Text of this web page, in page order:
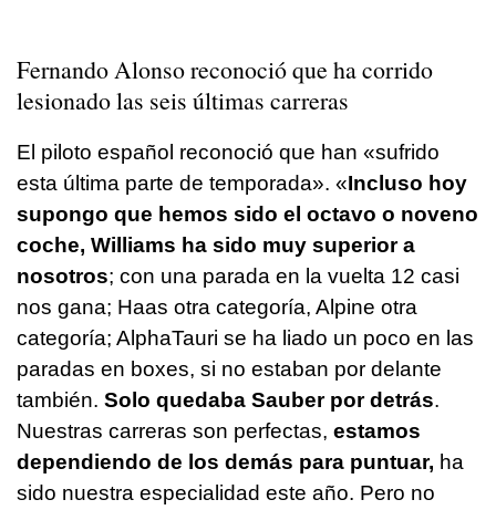
Fernando Alonso reconoció que ha corrido
lesionado las seis últimas carreras
El piloto español reconoció que han «sufrido
esta última parte de temporada». «Incluso hoy
supongo que hemos sido el octavo o noveno
coche, Williams ha sido muy superior a
nosotros; con una parada en la vuelta 12 casi
nos gana; Haas otra categoría, Alpine otra
categoría; AlphaTauri se ha liado un poco en las
paradas en boxes, si no estaban por delante
también. Solo quedaba Sauber por detrás.
Nuestras carreras son perfectas, estamos
dependiendo de los demás para puntuar, ha
sido nuestra especialidad este año. Pero no